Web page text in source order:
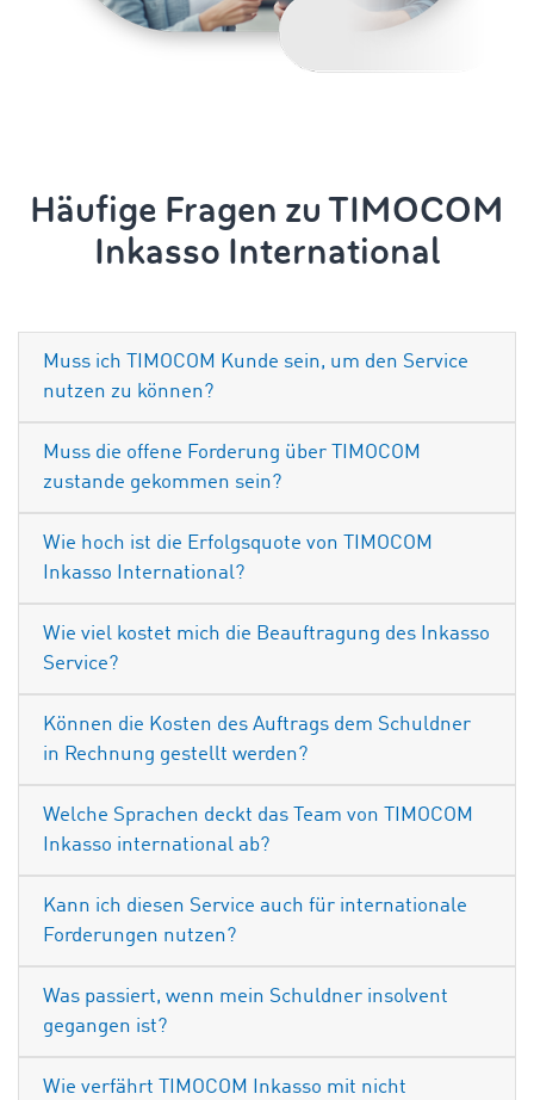
Häufige Fragen zu TIMOCOM
Inkasso International
Muss ich TIMOCOM Kunde sein, um den Service
nutzen zu können?
Muss die offene Forderung über TIMOCOM
zustande gekommen sein?
Wie hoch ist die Erfolgsquote von TIMOCOM
Inkasso International?
Wie viel kostet mich die Beauftragung des Inkasso
Service?
Können die Kosten des Auftrags dem Schuldner
in Rechnung gestellt werden?
Welche Sprachen deckt das Team von TIMOCOM
Inkasso international ab?
Kann ich diesen Service auch für internationale
Forderungen nutzen?
Was passiert, wenn mein Schuldner insolvent
gegangen ist?
Wie verfährt TIMOCOM Inkasso mit nicht